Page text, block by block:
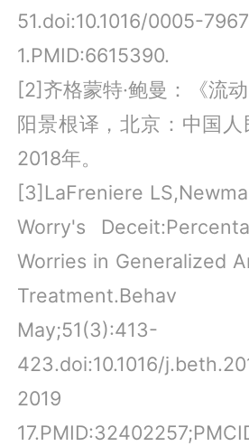
51.doi:10.1016/0005-
1.PMID:6615390.
[2]齐格蒙特·鲍曼：《流
阳景根译，北京：中国人
2018年。
[3]LaFreniere
Worry's
Worries in Generalized
May;51(3):413-
423.doi:10.1016/
2019